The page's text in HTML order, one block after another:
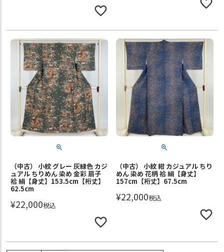
（中古） 小紋 グレー 灰緑色 カジ
ュアル ちりめん 染め 金彩 扇子
袷 絹【身丈】153.5cm【裄丈】
62.5cm
¥22,000税込
（中古） 小紋 紺 カジュアル ちり
めん 染め 花柄 袷 絹【身丈】
157cm【裄丈】67.5cm
¥22,000税込